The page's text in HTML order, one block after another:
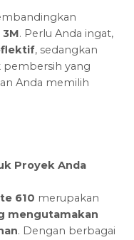
. Perlu Anda ingat,
, sedangkan
yang
Anda memilih
Proyek Anda
610 merupakan
mengutamakan
. Dengan berbagai